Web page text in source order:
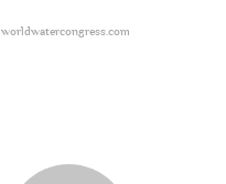
worldwatercongress.com